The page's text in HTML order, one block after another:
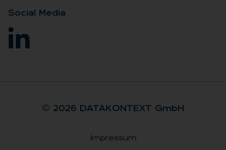
So­ci­al Me­dia
© 2026 DA­TA­KON­TEXT GmbH
Impressum